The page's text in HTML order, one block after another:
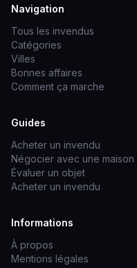
Navigation
Tous les invendus
Catégories
Villes
Bonnes affaires
Comment ça marche
Guides
Acheter un invendu
Négocier avec une
Évaluer un objet
Acheter un invendu
Informations
À propos
Mentions légales